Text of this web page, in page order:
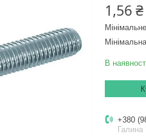
1,56 ₴
В
+380
Галина